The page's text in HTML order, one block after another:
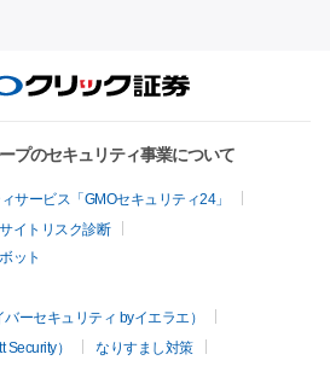
プのセキュリティ事業について
サービス「GMOセキュリティ24」
イトリスク診断
ット
ーセキュリティ byイエラエ）
）
なりすまし対策